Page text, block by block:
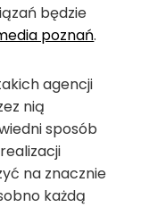
będzie
poznań.
agencji
nią
sposób
na znacznie
każdą